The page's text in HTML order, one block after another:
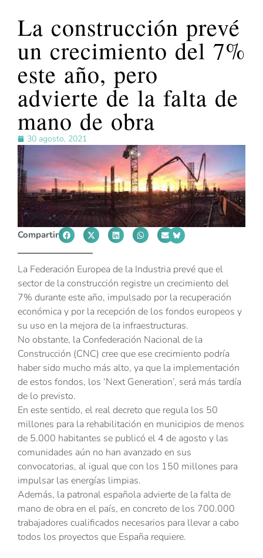
La construcción prevé
un crecimiento del 7%
este año, pero
advierte de la falta de
mano de obra
30 agosto, 2021
Compartir
La Federación Europea de la Industria prevé que el
sector de la construcción registre un crecimiento del
7% durante este año, impulsado por la recuperación
económica y por la recepción de los fondos europeos y
su uso en la mejora de la infraestructuras.
No obstante, la Confederación Nacional de la
Construcción (CNC) cree que ese crecimiento podría
haber sido mucho más alto, ya que la implementación
de estos fondos, los ‘Next Generation’, será más tardía
de lo previsto.
En este sentido, el real decreto que regula los 50
millones para la rehabilitación en municipios de menos
de 5.000 habitantes se publicó el 4 de agosto y las
comunidades aún no han avanzado en sus
convocatorias, al igual que con los 150 millones para
impulsar las energías limpias.
Además, la patronal española advierte de la falta de
mano de obra en el país, en concreto de los 700.000
trabajadores cualificados necesarios para llevar a cabo
todos los proyectos que España requiere.